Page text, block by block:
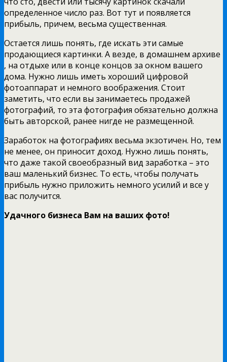
определенное число раз. Вот тут и появляется
прибыль, причем, весьма существенная.
Остается лишь понять, где искать эти самые
продающиеся картинки. А везде, в домашнем архиве
, на отдыхе или в конце концов за окном вашего
дома. Нужно лишь иметь хороший цифровой
фотоаппарат и немного воображения. Стоит
заметить, что если вы занимаетесь продажей
фотографий, то эта фотография обязательно должна
быть авторской, ранее нигде не размещенной.
Заработок на фотографиях весьма экзотичен. Но, тем
не менее, он приносит доход. Нужно лишь понять,
что даже такой своеобразный вид заработка – это
ваш маленький бизнес. То есть, чтобы получать
прибыль нужно приложить немного усилий и все у
вас получится.
Удачного бизнеса Вам на ваших фото!